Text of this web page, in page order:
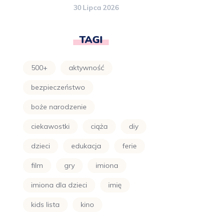
30 Lipca 2026
TAGI
500+ aktywność
bezpieczeństwo
boże narodzenie
ciekawostki ciąża diy
dzieci edukacja ferie
film gry imiona
imiona dla dzieci imię
kids lista kino